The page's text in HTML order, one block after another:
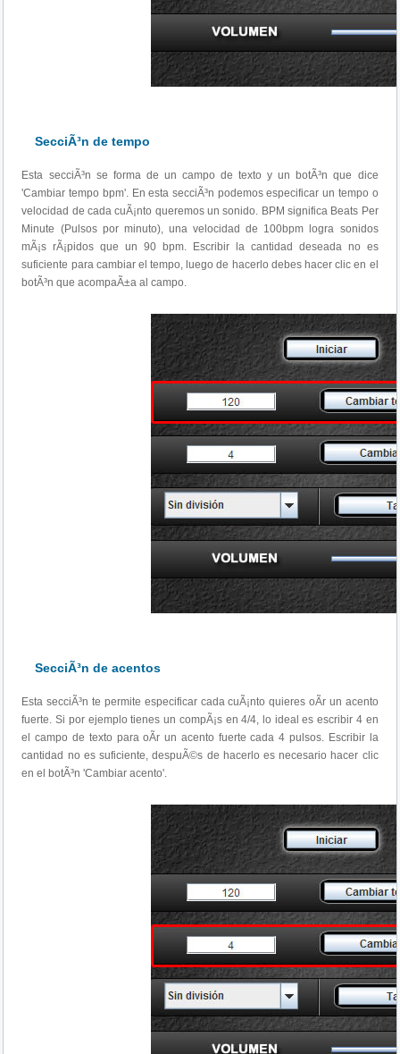
SecciÃ³n de tempo
Esta secciÃ³n se forma de un campo de texto y un botÃ³n que dice
'Cambiar tempo bpm'. En esta secciÃ³n podemos especificar un tempo o
velocidad de cada cuÃ¡nto queremos un sonido. BPM significa Beats Per
Minute (Pulsos por minuto), una velocidad de 100bpm logra sonidos
mÃ¡s rÃ¡pidos que un 90 bpm. Escribir la cantidad deseada no es
suficiente para cambiar el tempo, luego de hacerlo debes hacer clic en el
botÃ³n que acompaÃ±a al campo.
SecciÃ³n de acentos
Esta secciÃ³n te permite especificar cada cuÃ¡nto quieres oÃ­r un acento
fuerte. Si por ejemplo tienes un compÃ¡s en 4/4, lo ideal es escribir 4 en
el campo de texto para oÃ­r un acento fuerte cada 4 pulsos. Escribir la
cantidad no es suficiente, despuÃ©s de hacerlo es necesario hacer clic
en el botÃ³n 'Cambiar acento'.